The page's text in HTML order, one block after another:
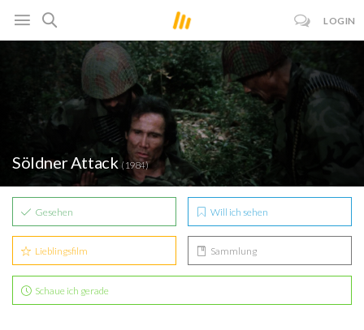
LOGIN
Söldner Attack (1984)
Gesehen Will ich sehen
Lieblingsfilm Sammlung
Schaue ich gerade